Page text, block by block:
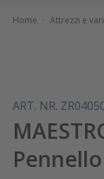
Home · Attrezzi e
ART. NR.